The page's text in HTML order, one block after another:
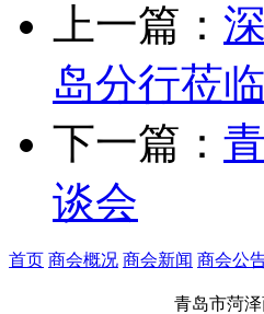
上一篇：
岛分行莅
下一篇：
谈会
首页 商会概况 商会新闻 商会公
青岛市菏泽